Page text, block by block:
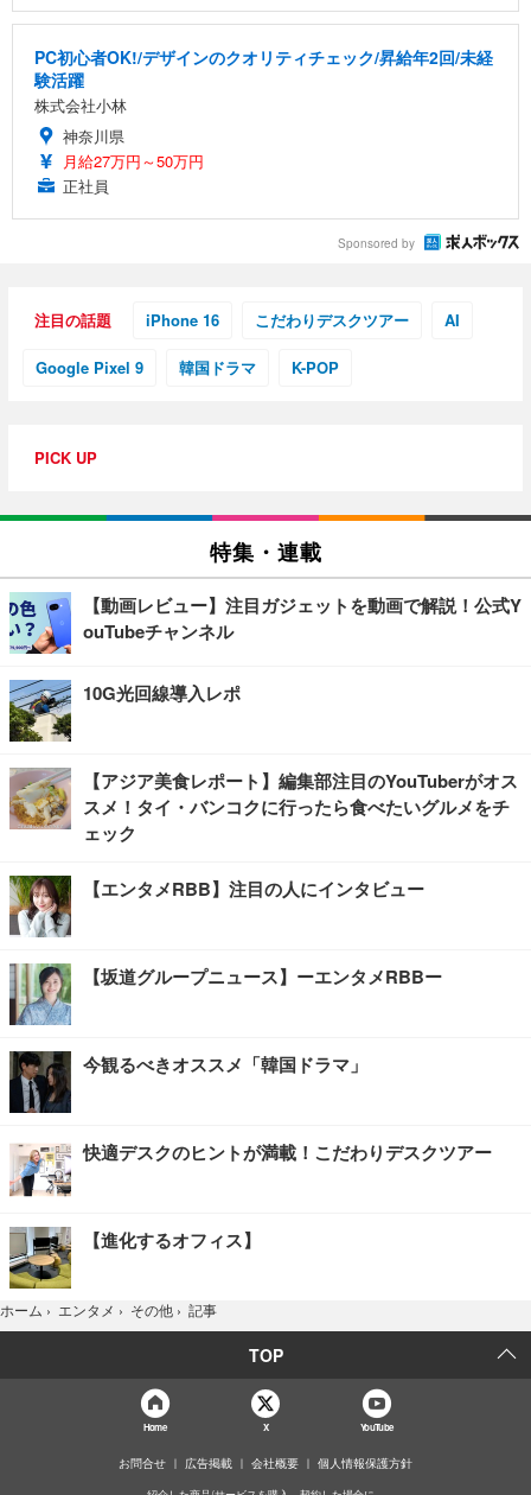
PC初心者OK!/デザインのクオリティチェック/昇給年2回/未経
験活躍
株式会社小林
神奈川県
月給27万円～50万円
正社員
Sponsored by
注目の話題 iPhone 16 こだわりデスクツアー AI
Google Pixel 9 韓国ドラマ K-POP
PICK UP
特集・連載
【動画レビュー】注目ガジェットを動画で解説！公式Y
ouTubeチャンネル
10G光回線導入レポ
【アジア美食レポート】編集部注目のYouTuberがオス
スメ！タイ・バンコクに行ったら食べたいグルメをチ
ェック
【エンタメRBB】注目の人にインタビュー
【坂道グループニュース】ーエンタメRBBー
今観るべきオススメ「韓国ドラマ」
快適デスクのヒントが満載！こだわりデスクツアー
【進化するオフィス】
ホーム › エンタメ › その他 › 記事
TOP
Home X YouTube
お問合せ 広告掲載 会社概要 個人情報保護方針